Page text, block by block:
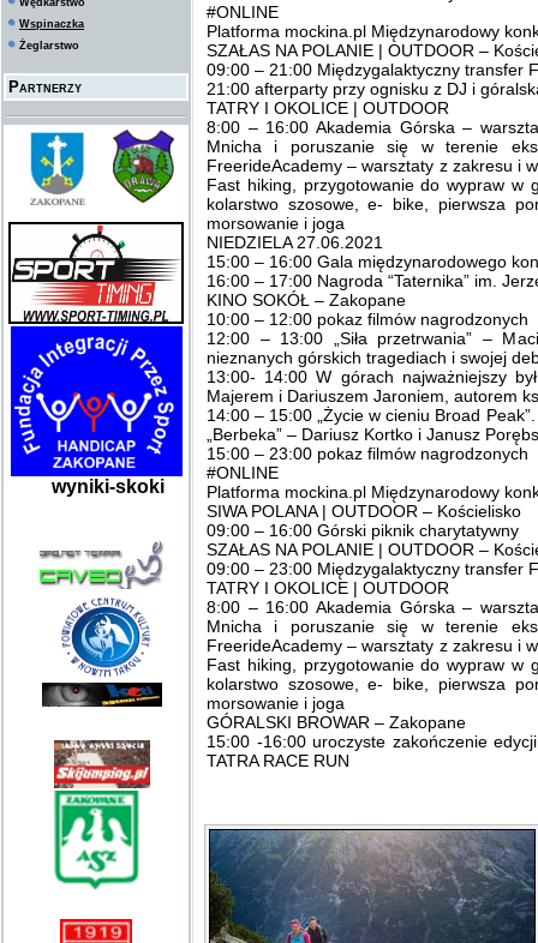
Wędkarstwo
Wspinaczka
Żeglarstwo
Partnerzy
wyniki-skoki
#ONLINE
Platforma mockina.pl Międzynarodowy
SZAŁAS NA POLANIE | OUTDOOR –
09:00 – 21:00 Międzygalaktyczny transfer
21:00 afterparty przy ognisku z DJ i
TATRY I OKOLICE | OUTDOOR
8:00 – 16:00 Akademia Górska –
Mnicha i poruszanie się w terenie
FreerideAcademy – warsztaty z zakresu i
Fast hiking, przygotowanie do wypraw w
kolarstwo szosowe, e- bike, pierwsza
morsowanie i joga
NIEDZIELA 27.06.2021
15:00 – 16:00 Gala międzynarodowego
16:00 – 17:00 Nagroda “Taternika” im.
KINO SOKÓŁ – Zakopane
10:00 – 12:00 pokaz filmów nagrodzonych
12:00 – 13:00 „Siła przetrwania” –
nieznanych górskich tragediach i swojej
13:00- 14:00 W górach najważniejszy
Majerem i Dariuszem Jaroniem, autorem
14:00 – 15:00 „Życie w cieniu Broad
„Berbeka” – Dariusz Kortko i Janusz
15:00 – 23:00 pokaz filmów nagrodzonych
#ONLINE
Platforma mockina.pl Międzynarodowy
SIWA POLANA | OUTDOOR – Kościelisko
09:00 – 16:00 Górski piknik charytatywny
SZAŁAS NA POLANIE | OUTDOOR –
09:00 – 23:00 Międzygalaktyczny transfer
TATRY I OKOLICE | OUTDOOR
8:00 – 16:00 Akademia Górska –
Mnicha i poruszanie się w terenie
FreerideAcademy – warsztaty z zakresu i
Fast hiking, przygotowanie do wypraw w
kolarstwo szosowe, e- bike, pierwsza
morsowanie i joga
GÓRALSKI BROWAR – Zakopane
15:00 -16:00 uroczyste zakończenie
TATRA RACE RUN